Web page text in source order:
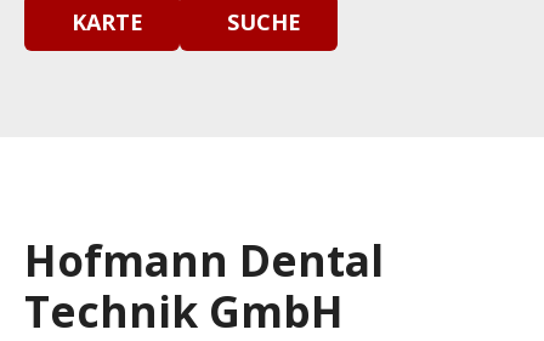
KARTE SUCHE
Hofmann Dental
Technik GmbH